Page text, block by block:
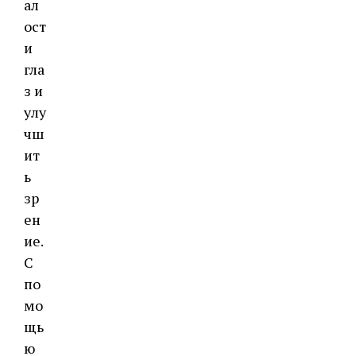
ал
ост
и
гла
з и
улу
чш
ит
ь
зр
ен
ие.
C
по
мо
щь
ю